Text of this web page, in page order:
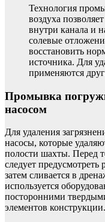
Технология
воздуха
внутри канала и
солевые
восстановить
источника. Для
применяются
Промывка
насосом
Для удаления
насосы, которые
полости шахты. Перед
следует предусмотреть
затем сливается в
используется
посторонними
элементов конструкции.